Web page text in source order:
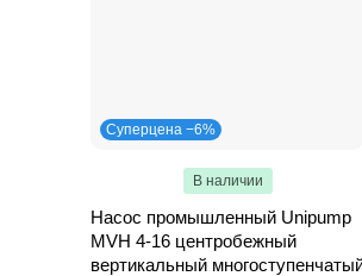
Суперцена −6%
В наличии
Насос промышленный Unipump
MVH 4-16 центробежный
вертикальный